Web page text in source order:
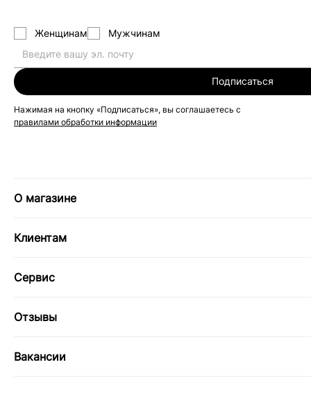
Женщинам Мужчинам
Подписаться
Нажимая на кнопку «Подписаться», вы соглашаетесь с
правилами обработки информации
О магазине
Клиентам
Сервис
Отзывы
Вакансии